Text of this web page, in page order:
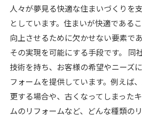
人々が夢見る快適な住まいづくりを
としています。住まいが快適である
向上させるために欠かせない要素で
その実現を可能にする手段です。 同
技術を持ち、お客様の希望やニーズ
フォームを提供しています。例えば
更する場合や、古くなってしまった
ムのリフォームなど、どんな種類の